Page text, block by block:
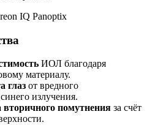
ИОЛ благодаря
материалу.
глаз от вредного
излучения.
помутнения за счёт